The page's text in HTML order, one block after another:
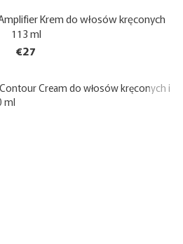
Krem do włosów kręconych
113 ml
€27